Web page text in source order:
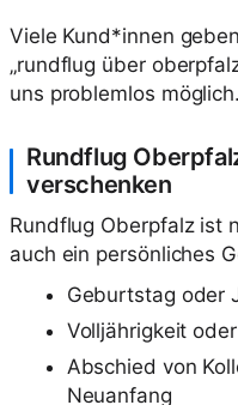
Viele Kund*innen
„rundflug über
uns problemlos möglich.
Rundflug
verschenken
Rundflug Oberpfalz ist
auch ein persönliches
Geburtstag oder
Volljährigkeit
Abschied von
Neuanfang